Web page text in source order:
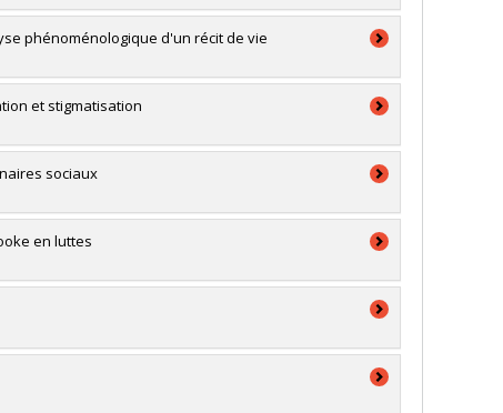
phénoménologique d'un récit de vie
et stigmatisation
sociaux
en luttes